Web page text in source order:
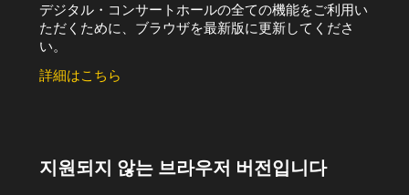
デジタル・コンサートホールの全ての機能をご利用い
ただくために、ブラウザを最新版に更新してくださ
い。
詳細はこちら
지원되지 않는 브라우저 버전입니다